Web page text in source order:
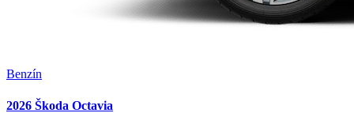
Benzín
2026 Škoda Octavia